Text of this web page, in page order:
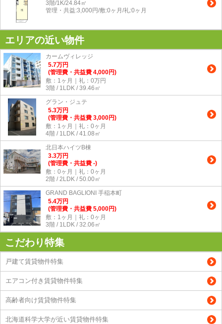
3階/1K/24.84㎡
管理・共益:3,000円/敷:0ヶ月/礼:0ヶ月
エリアの近い物件
カームヴィレッジ
5.7万円
(管理費・共益費 4,000円)
敷：1ヶ月｜礼：0万円
3階 / 1LDK / 39.46㎡
グラン・ジュテ
5.3万円
(管理費・共益費 3,000円)
敷：1ヶ月｜礼：0ヶ月
4階 / 1LDK / 41.08㎡
北日本ハイツB棟
3.3万円
(管理費・共益費 -)
敷：0ヶ月｜礼：0ヶ月
2階 / 2LDK / 50.00㎡
GRAND BAGLIONI 手稲本町
5.4万円
(管理費・共益費 5,000円)
敷：1ヶ月｜礼：0ヶ月
3階 / 1LDK / 32.06㎡
こだわり特集
戸建て賃貸物件特集
エアコン付き賃貸物件特集
高齢者向け賃貸物件特集
北海道科学大学が近い賃貸物件特集